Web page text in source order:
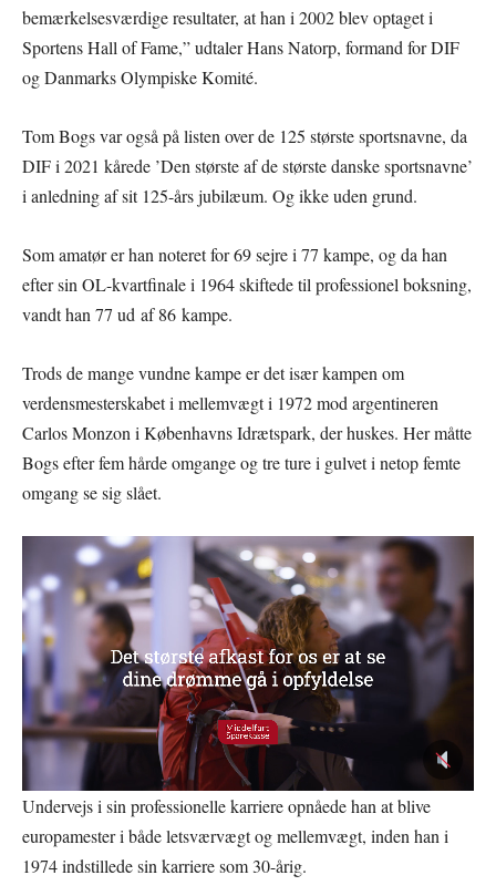
bemærkelsesværdige resultater, at han i 2002 blev optaget i
Sportens Hall of Fame,” udtaler Hans Natorp, formand for DIF
og Danmarks Olympiske Komité.
Tom Bogs var også på listen over de 125 største sportsnavne, da
DIF i 2021 kårede ’Den største af de største danske sportsnavne’
i anledning af sit 125-års jubilæum. Og ikke uden grund.
Som amatør er han noteret for 69 sejre i 77 kampe, og da han
efter sin OL-kvartfinale i 1964 skiftede til professionel boksning,
vandt han 77 ud af 86 kampe.
Trods de mange vundne kampe er det især kampen om
verdensmesterskabet i mellemvægt i 1972 mod argentineren
Carlos Monzon i Københavns Idrætspark, der huskes. Her måtte
Bogs efter fem hårde omgange og tre ture i gulvet i netop femte
omgang se sig slået.
Undervejs i sin professionelle karriere opnåede han at blive
europamester i både letsværvægt og mellemvægt, inden han i
1974 indstillede sin karriere som 30-årig.